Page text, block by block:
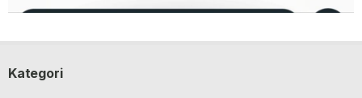
Kategori